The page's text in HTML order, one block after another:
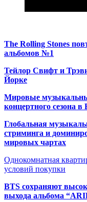
The Rolling Stones
альбомов №1
Тейлор Свифт и
Йорке
Мировые
концертного сезона
Глобальная
стриминга и
мировых чартах
Однокомнатная
условий покупки
BTS сохраняют
выхода альбома